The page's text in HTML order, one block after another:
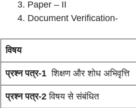
Paper – II
Document Verification-
विषय
प्रश्न पत्र-1 शिक्षण और शोध अभिवृत्ति
प्रश्न पत्र-2 विषय से संबंधित